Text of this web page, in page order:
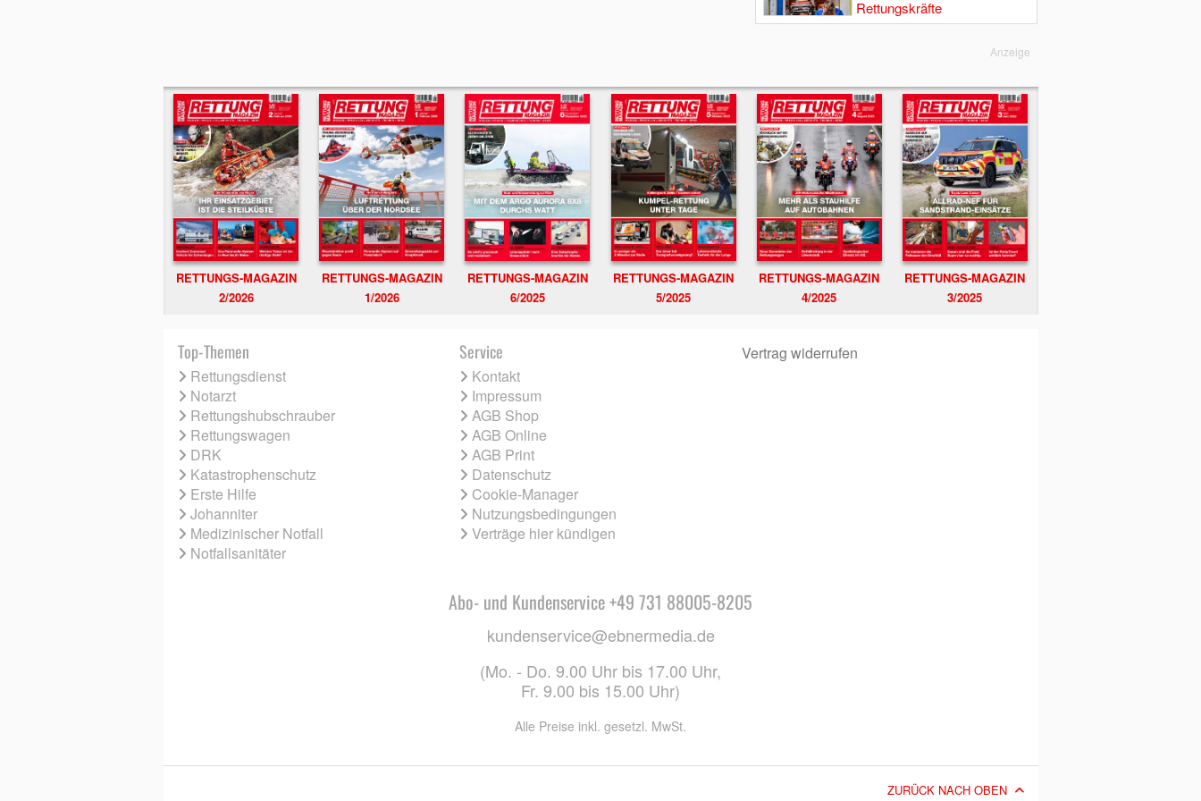
Rettungskräfte
Anzeige
RETTUNGS-MAGAZIN
2/2026
RETTUNGS-MAGAZIN
1/2026
RETTUNGS-MAGAZIN
6/2025
RETTUNGS-MAGAZIN
5/2025
RETTUNGS-MAGAZIN
4/2025
RETTUNGS-MAGAZIN
3/2025
Top-Themen
Rettungsdienst
Notarzt
Rettungshubschrauber
Rettungswagen
DRK
Katastrophenschutz
Erste Hilfe
Johanniter
Medizinischer Notfall
Notfallsanitäter
Service
Kontakt
Impressum
AGB Shop
AGB Online
AGB Print
Datenschutz
Cookie-Manager
Nutzungsbedingungen
Verträge hier kündigen
Vertrag widerrufen
Abo- und Kundenservice +49 731 88005-8205
kundenservice@ebnermedia.de
(Mo. - Do. 9.00 Uhr bis 17.00 Uhr,
Fr. 9.00 bis 15.00 Uhr)
Alle Preise inkl. gesetzl. MwSt.
ZURÜCK NACH OBEN